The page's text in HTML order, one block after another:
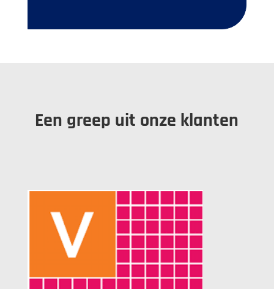
Een greep uit onze klanten